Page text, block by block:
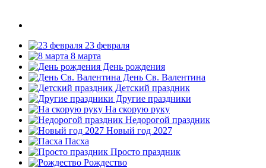
23 февраля
8 марта
День рождения
День Св. Валентина
Детский праздник
Другие праздники
На скорую руку
Недорогой праздник
Новый год 2027
Пасха
Просто праздник
Рождество